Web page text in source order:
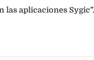
aplicaciones Sygic”.